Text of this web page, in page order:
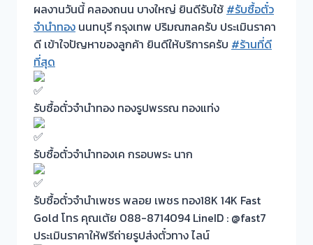
ผลงานวันนี้ คลองถนน บางใหญ่ ยินดีรับใช้ #รับซื้อตั๋ว
จำนำทอง นนทบุรี กรุงเทพ ปริมณฑลครับ ประเมินราคา
ดี เข้าใจปัญหาของลูกค้า ยินดีให้บริการครับ #ร้านที่ดี
ที่สุด
รับซื้อตั๋วจำนำทอง ทองรูปพรรณ ทองแท่ง
รับซื้อตั๋วจำนำทองเค กรอบพระ นาก
รับซื้อตั๋วจำนำเพชร พลอย เพชร ทอง18K 14K Fast
Gold โทร คุณเต้ย 088-8714094 LineID : @fast7
ประเมินราคาให้ฟรีถ่ายรูปส่งตั๋วทาง ไลน์